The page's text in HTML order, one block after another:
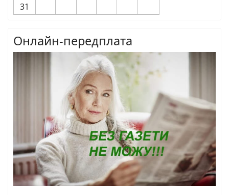
31
Онлайн-передплата